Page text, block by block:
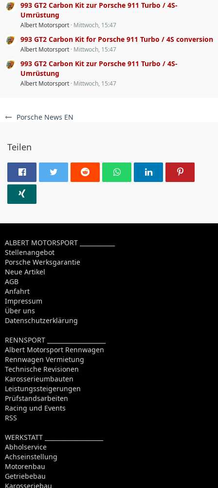
Porsche News EN
993 GT2 Carbon Kit zur Porsche 911 Turbo / 4S-
Umrüstung
Albert Motorsport Mittwoch, 15:47
993 GT2 Carbon Kit for Porsche 911 Turbo / 4S conversion
Albert Motorsport Mittwoch, 15:47
993 GT2 Carbon Kit zur Porsche 911 Turbo / 4S-
Umrüstung
Albert Motorsport Mittwoch, 15:47
Teilen
ALBERT MOTORSPORT ____________
Stellenangebot
Porsche Werksgarantie
Neue Artikel
AGB
Anfahrt
Impressum
Über uns
Datenschutzerklärung
RENNSPORT ____________________
Albert Motorsport Rennwagen
Rennwagen Vermietung
Technische Revisionen
Karosserieumbauten
Leistungssteigerungen
Prüfstandsarbeiten
Racing und Events
RSS
WERKSTATT ____________________
Abholservice
Achseinstellung
Motorenbau
Getriebebau
Karosseriebau